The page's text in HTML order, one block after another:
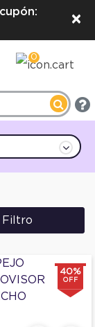
×
0
Filtro
40%
OFF